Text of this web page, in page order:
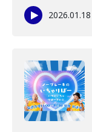
2026.01.18